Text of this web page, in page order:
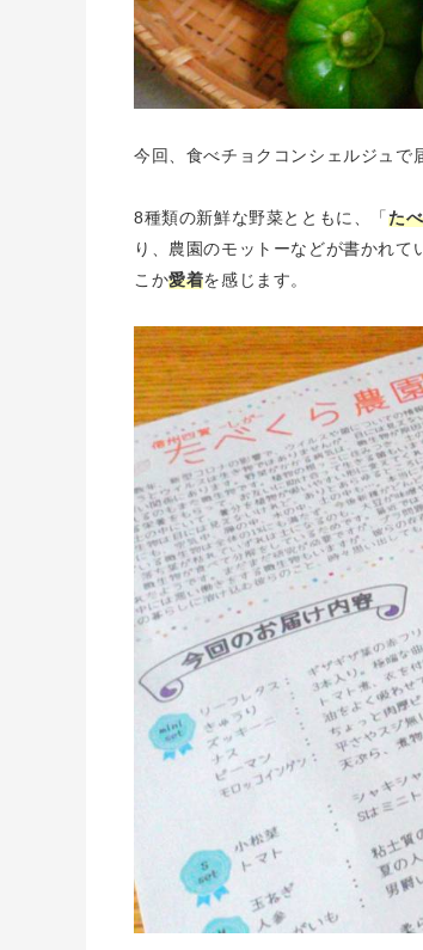
今回、食べチョクコンシェルジュで
8種類の新鮮な野菜とともに、「た
り、農園のモットーなどが書かれ
こか愛着を感じます。